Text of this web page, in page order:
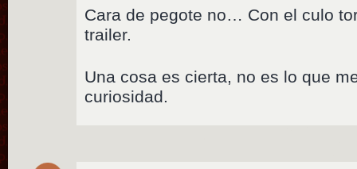
Cara de pegote no… Con el culo
trailer.
Una cosa es cierta, no es lo que
curiosidad.